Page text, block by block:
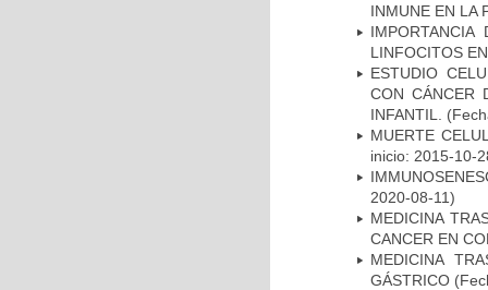
INMUNE EN LA
LINFOCITOS
ESTUDIO
CON CÁNCER
INFANTIL.
MUERTE
inicio: 2015-10-
2020-08-11)
MEDICINA
CANCER EN
MEDICINA
GÁSTRICO